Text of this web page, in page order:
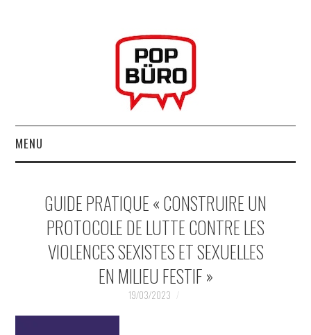
MENU
MUSIQUESACTUELLES.NET
GABBA GABBA HEY !
INDÉPENDANTS
GUIDE PRATIQUE « CONSTRUIRE UN
PROTOCOLE DE LUTTE CONTRE LES
VIOLENCES SEXISTES ET SEXUELLES
EN MILIEU FESTIF »
19/03/2023